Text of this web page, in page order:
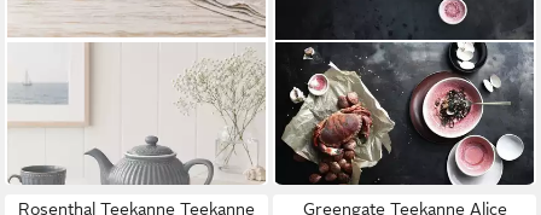
Teekanne GreenGate
Teekanne Alice Steingrau 1 L
in 2-3 Werktagen bei dir
ROSENTHAL
Teekanne Junto Soft Shell
Teekanne 6P 1,3 l
199,00 €
in 3-4 Werktagen bei dir
Rosenthal Teekanne Teekanne Greengate Teekanne Alice